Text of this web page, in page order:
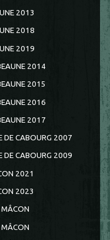
2013
2018
2019
2014
2015
2016
2017
DE CABOURG 2007
DE CABOURG 2009
2021
2023
MÂCON
MÂCON